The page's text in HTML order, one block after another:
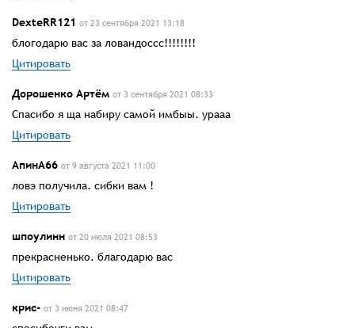
DexteRR121 от 23 сентября 2021 13:18
блогодарю вас за ловандоссс!!!!!!!!
Цитировать
Дорошенко Артём от 3 сентября 2021 08:33
Спасибо я ща набиру самой имбыы. урааа
Цитировать
АпинА66 от 9 августа 2021 11:00
ловэ получила. сибки вам !
Цитировать
шпоулинн от 20 июля 2021 08:53
прекрасненько. благодарю вас
Цитировать
крис- от 3 июня 2021 08:47